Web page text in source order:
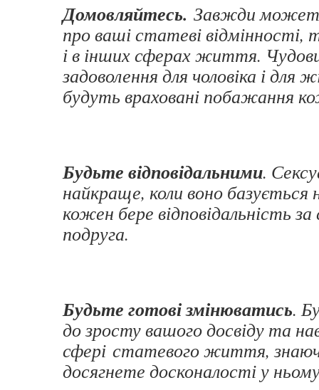
Домовляйтесь. Завжди
про ваші статеві відмінності,
і в інших сферах життя.
задоволення для чоловіка і для
будуть враховані побажання
Будьте відповідальними.
найкраще, коли воно базується
кожен бере відповідальність за
подруга.
Будьте готові змінюватись.
до зросту вашого досвіду та
сфері статевого життя,
досягнете досконалості у